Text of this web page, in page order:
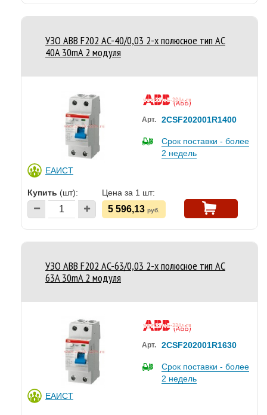
УЗО ABB F202 AC-40/0,03 2-х полюсное тип AC
40A 30mA 2 модуля
ЕАИСТ
Арт. 2CSF202001R1400
Срок поставки - более
2 недель
Купить (шт): Цена за 1 шт:
5 596,13 руб.
УЗО ABB F202 AC-63/0,03 2-х полюсное тип AC
63A 30mA 2 модуля
ЕАИСТ
Арт. 2CSF202001R1630
Срок поставки - более
2 недель